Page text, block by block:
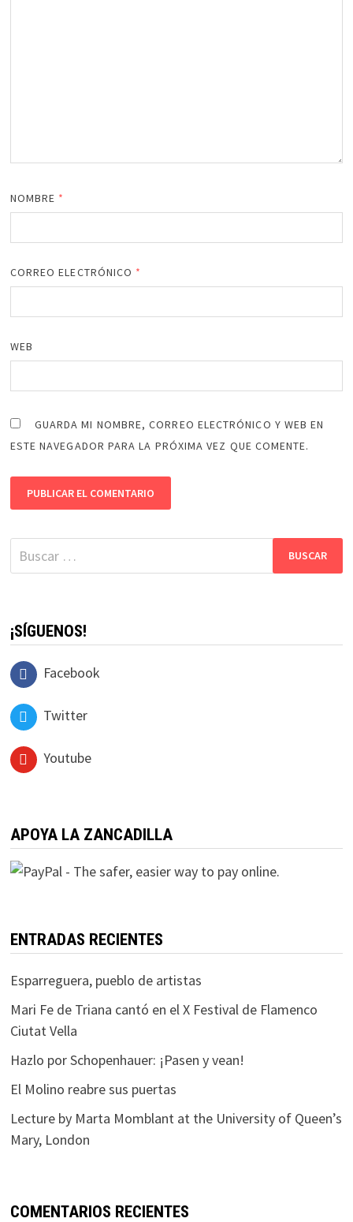
NOMBRE *
CORREO ELECTRÓNICO *
WEB
GUARDA MI NOMBRE, CORREO ELECTRÓNICO Y WEB EN
ESTE NAVEGADOR PARA LA PRÓXIMA VEZ QUE COMENTE.
Buscar:
¡SÍGUENOS!
Facebook
Twitter
Youtube
APOYA LA ZANCADILLA
ENTRADAS RECIENTES
Esparreguera, pueblo de artistas
Mari Fe de Triana cantó en el X Festival de Flamenco
Ciutat Vella
Hazlo por Schopenhauer: ¡Pasen y vean!
El Molino reabre sus puertas
Lecture by Marta Momblant at the University of Queen’s
Mary, London
COMENTARIOS RECIENTES